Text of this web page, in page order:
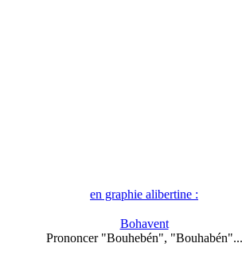
en graphie alibertine :
Bohavent
Prononcer "Bouhebén", "Bouhabén"...